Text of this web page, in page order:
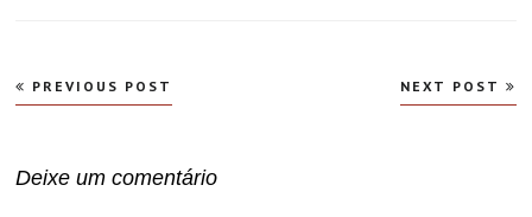
Navegação
de
PREVIOUS POST NEXT POST
Deixe um comentário